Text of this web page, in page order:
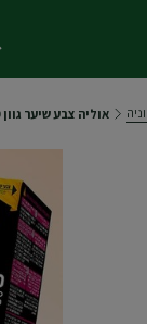
אוליה צבע שיער גוון 4.0 חום כהה